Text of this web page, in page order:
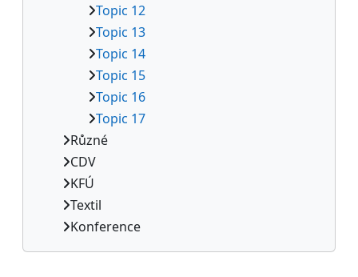
Topic 12
Topic 13
Topic 14
Topic 15
Topic 16
Topic 17
Různé
CDV
KFÚ
Textil
Konference